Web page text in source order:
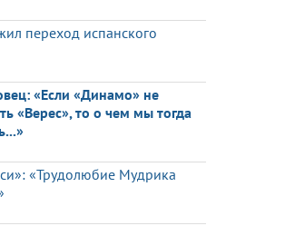
переход испанского
«Если «Динамо» не
«Верес», то о чем мы тогда
«Трудолюбие Мудрика